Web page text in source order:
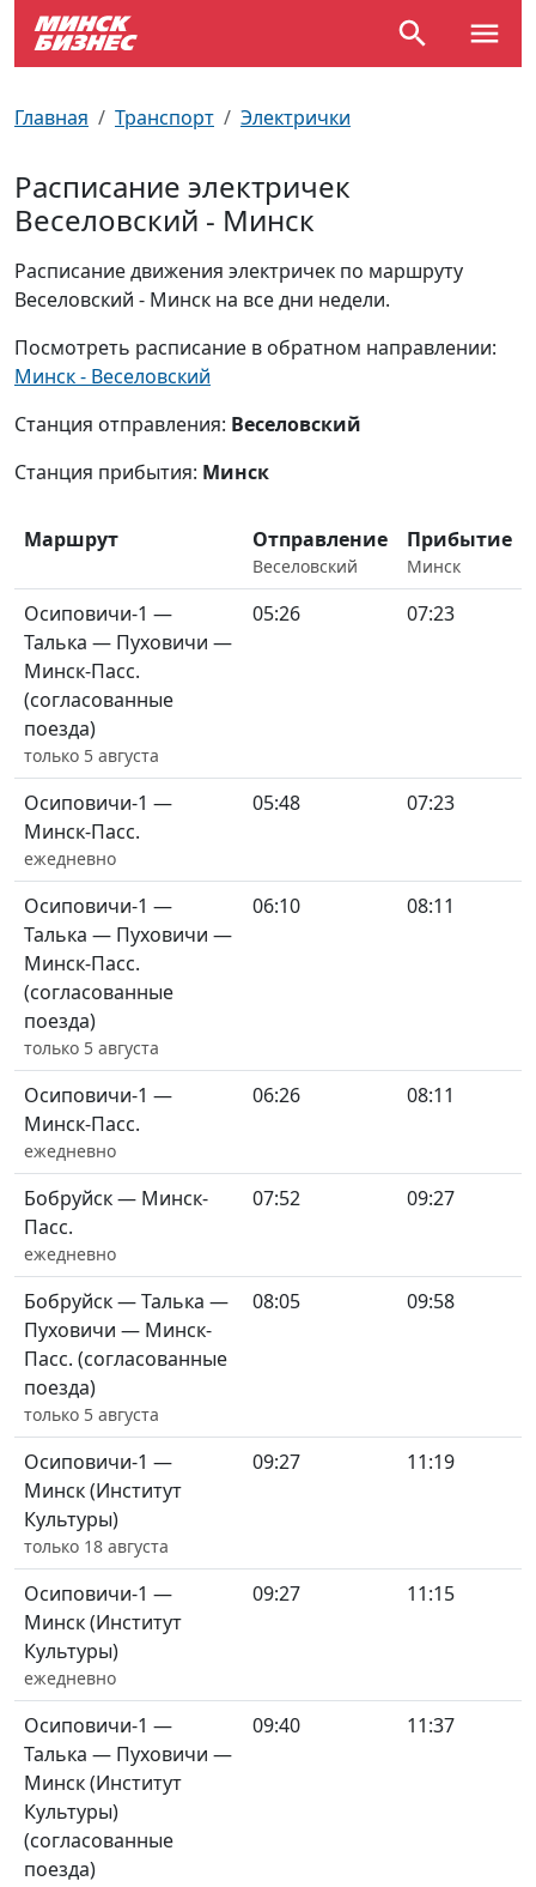
Главная Транспорт Электрички
Расписание электричек
Веселовский - Минск
Расписание движения электричек по маршруту
Веселовский - Минск на все дни недели.
Посмотреть расписание в обратном направлении:
Минск - Веселовский
Станция отправления: Веселовский
Станция прибытия: Минск
Маршрут Отправление
Веселовский
Прибытие
Минск
Осиповичи-1 —
Талька — Пуховичи —
Минск-Пасс.
(согласованные
поезда)
только 5 августа
05:26 07:23
Осиповичи-1 —
Минск-Пасс.
ежедневно
05:48 07:23
Осиповичи-1 —
Талька — Пуховичи —
Минск-Пасс.
(согласованные
поезда)
только 5 августа
06:10 08:11
Осиповичи-1 —
Минск-Пасс.
ежедневно
06:26 08:11
Бобруйск — Минск-
Пасс.
ежедневно
07:52 09:27
Бобруйск — Талька —
Пуховичи — Минск-
Пасс. (согласованные
поезда)
только 5 августа
08:05 09:58
Осиповичи-1 —
Минск (Институт
Культуры)
только 18 августа
09:27 11:19
Осиповичи-1 —
Минск (Институт
Культуры)
ежедневно
09:27 11:15
Осиповичи-1 —
Талька — Пуховичи —
Минск (Институт
Культуры)
(согласованные
поезда)
09:40 11:37
Возле метро
Почтовые индексы
Улицы Минска
Производственный календарь
Схема метро
Пробки на дорогах
Самолеты